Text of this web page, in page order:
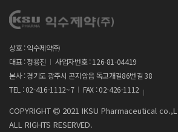
상호 : 익수제약㈜
대표 : 정용진
사업자번호 : 126-81-04419
본사 : 경기도 광주시 곤지암읍 독고개길86번길 38
TEL : 02-416-1112~7
FAX : 02-426-1112
COPYRIGHT
2021 IKSU Pharmaceutical
ALL RIGHTS RESERVED.